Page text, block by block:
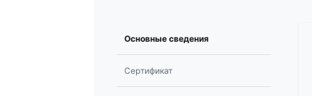
Основные сведения
Сертификат